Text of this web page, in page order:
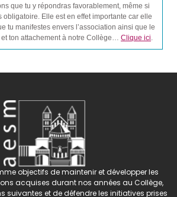
que tu y répondras favorablement, même si
obligatoire. Elle est en effet importante car elle
tu manifestes envers l’association ainsi que le
ton attachement à notre Collège… Clique ici
objectifs de maintenir et développer les
acquises durant nos années au Collège,
suivantes et de défendre les initiatives prises